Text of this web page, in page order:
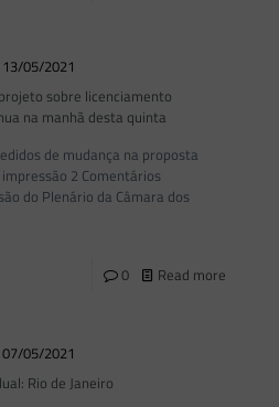
13/05/2021
sobre licenciamento
na manhã desta quinta
de mudança na proposta
2 Comentários
do Plenário da Câmara dos
0 Read more
07/05/2021
Rio de Janeiro